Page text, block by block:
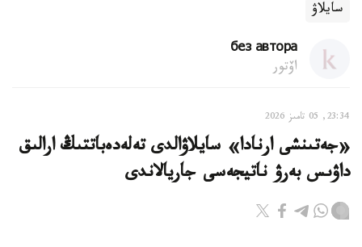
سايلاۋ
без автора
اۆتور
23:34, 05 تامىز 2026
«جەتىنشى ارنادا» سايلاۋالدى تەلەدەباتتىڭ ارالىق
داۋىس بەرۋ ناتيجەسى جاريالاندى